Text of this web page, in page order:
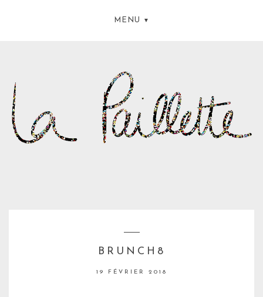
MENU
BRUNCH8
19 FÉVRIER 2018